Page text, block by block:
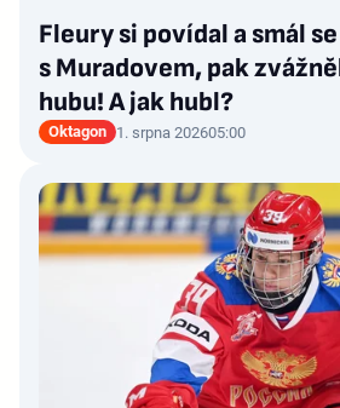
Fleury si povídal a smál se
s Muradovem, pak
hubu! A jak hubl?
Oktagon 1. srpna 202605:00